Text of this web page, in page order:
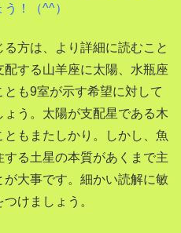
！（^^）
方は、より詳細に読むこと
する山羊座に太陽、水瓶座
も9室が示す希望に対して
う。太陽が支配星である木
もまたしかり。しかし、魚
る土星の本質があくまで主
大事です。細かい読解に敏
けましょう。